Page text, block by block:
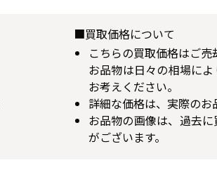
■買取価格について
こちらの買取価格はご売
お品物は日々の相場に
お考えください。
詳細な価格は、実際のお
お品物の画像は、過去
がございます。